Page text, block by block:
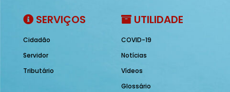
SERVIÇOS
Cidadão
Servidor
Tributário
UTILIDADE
COVID-19
Notícias
Vídeos
Glossário